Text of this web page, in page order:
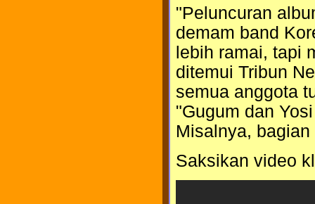
"Peluncuran
demam band
lebih ramai, tapi
ditemui Tribun
semua anggota
"Gugum dan
Misalnya,
Saksikan video